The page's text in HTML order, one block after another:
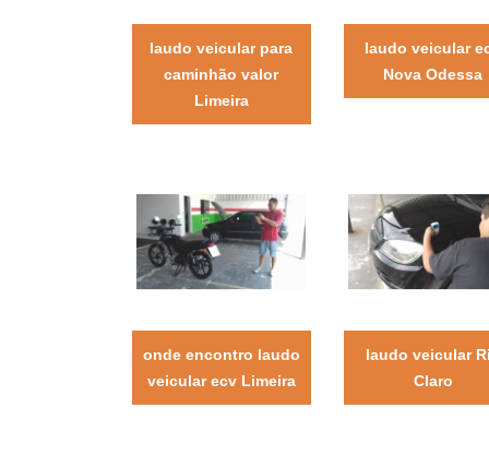
laudo veicular para
caminhão valor
Limeira
laudo veicular
Nova Odessa
onde encontro laudo
veicular ecv Limeira
laudo veicular
Claro